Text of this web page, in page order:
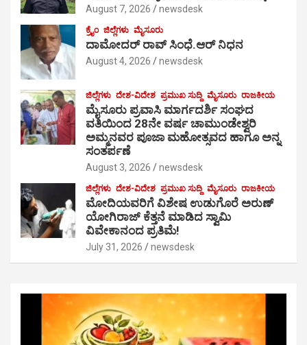
August 7, 2026 newsdesk
ಕ್ರೈಂ ಜಿಲ್ಲೆಗಳು ಮೈಸೂರು
ದಾಮೋದರ್ ರಾವ್ ಸಿಂಧೆ.ಆರ್ ನಿಧನ
August 4, 2026 newsdesk
ಜಿಲ್ಲೆಗಳು ದೇಶ-ವಿದೇಶ ಪ್ರಮುಖ ಸುದ್ದಿ ಮೈಸೂರು ರಾಜಕೀಯ
ಮೈಸೂರು ಪ್ರವಾಸಿ ಮಾರ್ಗದರ್ಶಿ ಸಂಘದ
ವತಿಯಿಂದ 28ನೇ ವರ್ಷ ಚಾಮುಂಡೇಶ್ವರಿ
ಅಮ್ಮನವರ ಪೂಜಾ ಮಹೋತ್ಸವದ ಹಾಗೂ ಅನ್ನ
ಸಂತರ್ಪಣೆ
August 3, 2026 newsdesk
ಜಿಲ್ಲೆಗಳು ದೇಶ-ವಿದೇಶ ಪ್ರಮುಖ ಸುದ್ದಿ ಮೈಸೂರು ರಾಜಕೀಯ
ಮೋದಿಯವರಿಗೆ ವಿಶೇಷ ಉಡುಗೊರೆ ಅರುಣ್
ಯೋಗಿರಾಜ್ ಕೆತ್ತನೆ ಮಾಡಿದ ಸ್ವಾಮಿ
ವಿವೇಕಾನಂದ ಪ್ರತಿಮೆ!
July 31, 2026 newsdesk